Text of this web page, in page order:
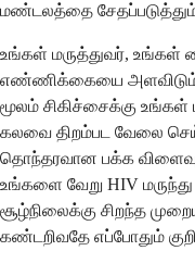
மண்டலத்தை
உங்கள் மருத்துவர், உங்கள்
எண்ணிக்கையை
மூலம் சிகிச்சைக்கு உங்கள்
கலவை திறம்பட வேலை
தொந்தரவான பக்க
உங்களை வேறு HIV மருந்து
சூழ்நிலைக்கு சிறந்த
கண்டறிவதே எப்போதும்